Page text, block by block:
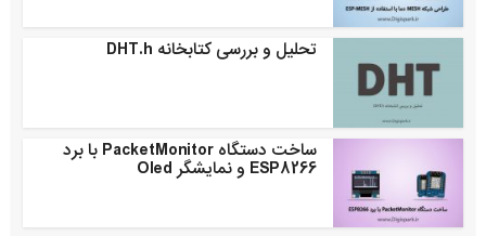
تحلیل و بررسی کتابخانه DHT.h
ساخت دستگاه PacketMonitor با برد
ESP8266 و نمایشگر Oled